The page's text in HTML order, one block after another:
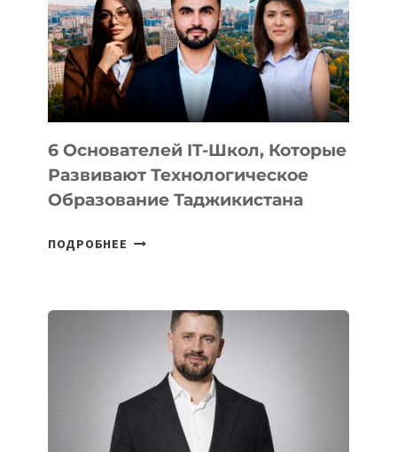
НОВОГО
УСТРОЙСТВА
ОТ
OPENAI
6 Основателей IT-Школ, Которые
Развивают Технологическое
Образование Таджикистана
ПОДРОБНЕЕ
КОТОРЫЕ
РАЗВИВАЮТ
ТЕХНОЛОГИЧЕСКОЕ
ОБРАЗОВАНИЕ
ТАДЖИКИСТАНА